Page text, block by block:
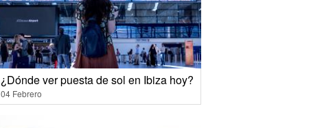
¿Dónde ver puesta de sol en Ibiza hoy?
04 Febrero